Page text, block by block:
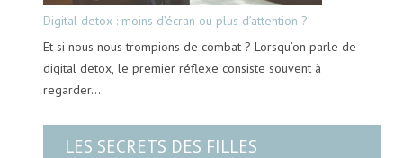
Digital detox : moins d’écran ou plus d’attention ?
Et si nous nous trompions de combat ? Lorsqu’on parle de
digital detox, le premier réflexe consiste souvent à
regarder…
LES SECRETS DES FILLES